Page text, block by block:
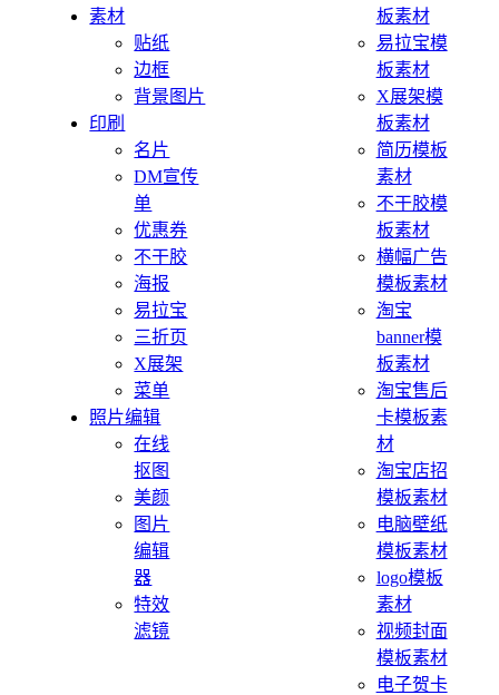
素材
贴纸
边框
背景图片
印刷
名片
DM宣传
单
优惠券
不干胶
海报
易拉宝
三折页
X展架
菜单
照片编辑
在线
抠图
美颜
图片
编辑
器
特效
滤镜
板素材
易拉宝模
板素材
X展架模
板素材
简历模板
素材
不干胶模
板素材
横幅广告
模板素材
淘宝
banner模
板素材
淘宝售后
卡模板素
材
淘宝店招
模板素材
电脑壁纸
模板素材
logo模板
素材
视频封面
模板素材
电子贺卡